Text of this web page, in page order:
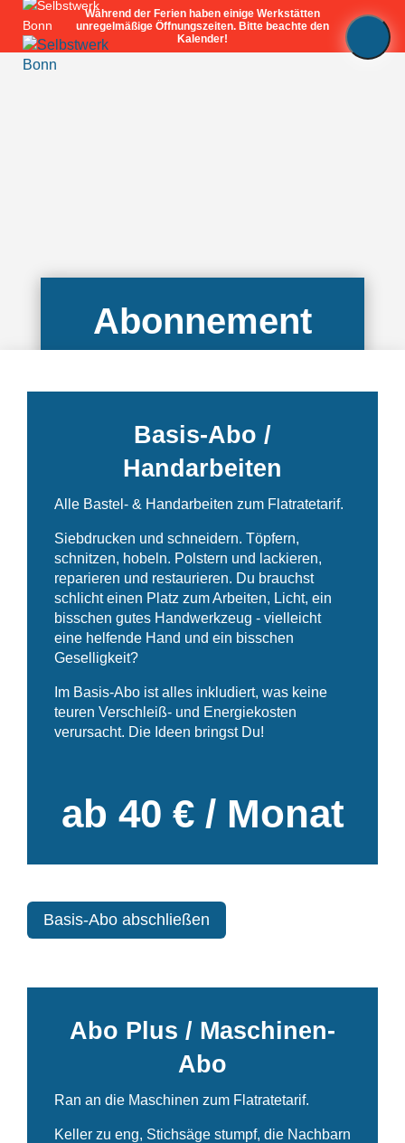
Fördermitgliedschaft
💪🏽
Mitmachen
Abonnement
Basis-Abo /
Handarbeiten
Alle Bastel- & Handarbeiten zum Flatratetarif.
Siebdrucken und schneidern. Töpfern,
schnitzen, hobeln. Polstern und lackieren,
reparieren und restaurieren. Du brauchst
schlicht einen Platz zum Arbeiten, Licht, ein
bisschen gutes Handwerkzeug - vielleicht
eine helfende Hand und ein bisschen
Geselligkeit?
Im Basis-Abo ist alles inkludiert, was keine
teuren Verschleiß- und Energiekosten
verursacht. Die Ideen bringst Du!
ab 40 € / Monat
Basis-Abo abschließen
Abo Plus / Maschinen-
Abo
Ran an die Maschinen zum Flatratetarif.
Keller zu eng, Stichsäge stumpf, die Nachbarn